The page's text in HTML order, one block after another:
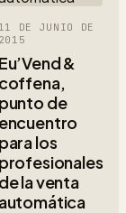
11 DE JUNIO DE
2015
Eu’Vend &
coffena,
punto de
encuentro
para los
profesionales
de la venta
automática